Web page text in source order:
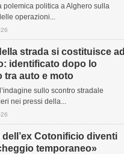
polemica politica a Alghero sulla
operazioni...
strada si costituisce ad
identificato dopo lo
tra auto e moto
sullo scontro stradale
nei pressi della...
dell’ex Cotonificio diventi
temporaneo»